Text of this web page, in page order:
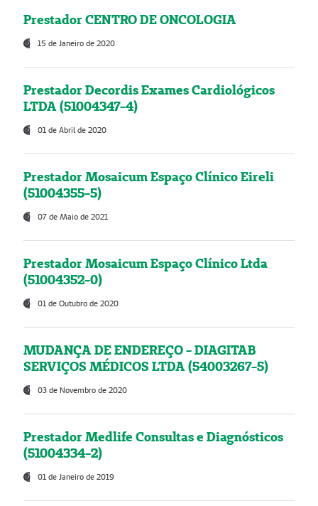
Prestador CENTRO DE ONCOLOGIA
15 de Janeiro de 2020
Prestador Decordis Exames Cardiológicos
LTDA (51004347-4)
01 de Abril de 2020
Prestador Mosaicum Espaço Clínico Eireli
(51004355-5)
07 de Maio de 2021
Prestador Mosaicum Espaço Clínico Ltda
(51004352-0)
01 de Outubro de 2020
MUDANÇA DE ENDEREÇO - DIAGITAB
SERVIÇOS MÉDICOS LTDA (54003267-5)
03 de Novembro de 2020
Prestador Medlife Consultas e Diagnósticos
(51004334-2)
01 de Janeiro de 2019